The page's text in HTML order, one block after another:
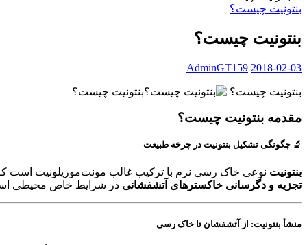
بنتونیت چیست؟
بنتونیت چیست؟
2018-02-03
AdminGT159
بنتونیت چیست؟ بنتونیت چیست؟
مقدمه بنتونیت چیست؟
🔬 چگونگی تشکیل بنتونیت در چرخه طبیعت
بنتونیت نوعی خاک رسی نرم با ترکیب غالب مونت‌موریلونیت است
تجزیه و دگرسانی خاکسترهای آتشفشانی در شرایط خاص محیطی
منشأ بنتونیت: از آتشفشان تا خاک رسی